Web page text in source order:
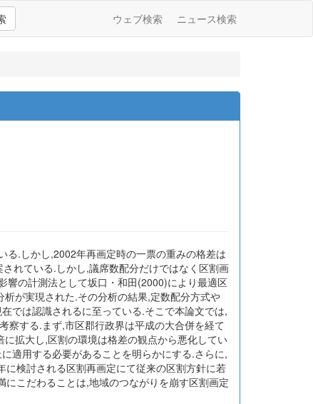
ウェブ検索 ニュース検索
る.しかし,2002年再画定時の一票の重みの格差は
れている.しかし,議席数配分だけではなく区割画
響の計測法として坂口・和田(2000)により最適区
が実現された.その分析の結果,定数配分方式や
では認識されるに至っている.そこで本論文では,
察する.まず,市区郡行政界は平成の大合併を経て
拡大し,区割の環境は格差の観点から悪化してい
適用する必要があることを明らかにする.さらに,
検討される区割再画定にて従来の区割方針に若
こだわることは,地域のつながりを崩す区割画定